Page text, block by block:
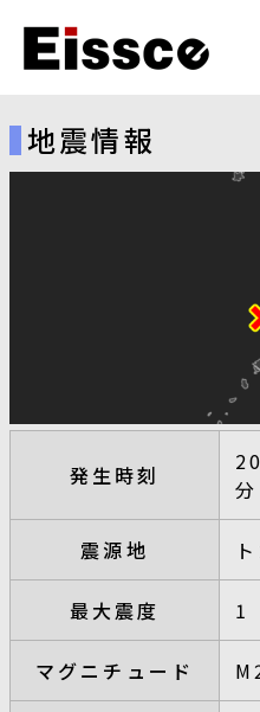
地震情報
発生時刻
分
震源地
最大震度 1
マグニチュード